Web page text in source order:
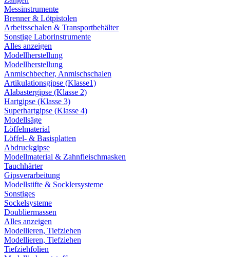
Messinstrumente
Brenner & Lötpistolen
Arbeitsschalen & Transportbehälter
Sonstige Laborinstrumente
Alles anzeigen
Modellherstellung
Modellherstellung
Anmischbecher, Anmischschalen
Artikulationsgipse (Klasse1)
Alabastergipse (Klasse 2)
Hartgipse (Klasse 3)
Superhartgipse (Klasse 4)
Modellsäge
Löffelmaterial
Löffel- & Basisplatten
Abdruckgipse
Modellmaterial & Zahnfleischmasken
Tauchhärter
Gipsverarbeitung
Modellstifte & Socklersysteme
Sonstiges
Sockelsysteme
Doubliermassen
Alles anzeigen
Modellieren, Tiefziehen
Modellieren, Tiefziehen
Tiefziehfolien